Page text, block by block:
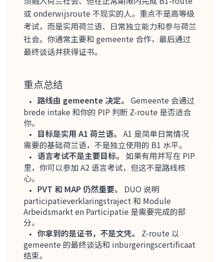
或 onderwijsroute 不现实的人。重点不是高等级
考试，而是实用荷兰语、日常独立能力和参与荷兰
社会。你通常主要和 gemeente 合作，最后通过
最终谈话并获得证书。
重点总结
路线由 gemeente 决定。 Gemeente 会通过
brede intake 和你的 PIP 判断 Z-route 是否适合
你。
目标是实用 A1 荷兰语。 A1 是简单日常情况
需要的基础荷兰语，不是独立使用的 B1 水平。
语言考试不是主要目标。 如果有用并写在 PIP
里，你可以参加 A2 语言考试，但这不是路线核
心。
PVT 和 MAP 仍然重要。
DUO 说明
participatieverklaringstraject 和 Module
Arbeidsmarkt en Participatie 是需要完成的部
分。
你拿到的是证书，不是文凭。
Z-route 以
gemeente 的最终谈话和 inburgeringscertificaat
结束。